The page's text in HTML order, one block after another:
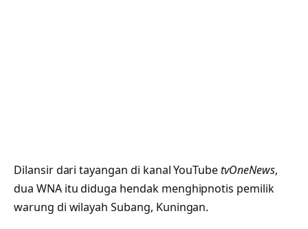
Dilansir dari tayangan di kanal YouTubetvOneNews,
dua WNA itu diduga hendak menghipnotis pemilik
warung di wilayah Subang, Kuningan.